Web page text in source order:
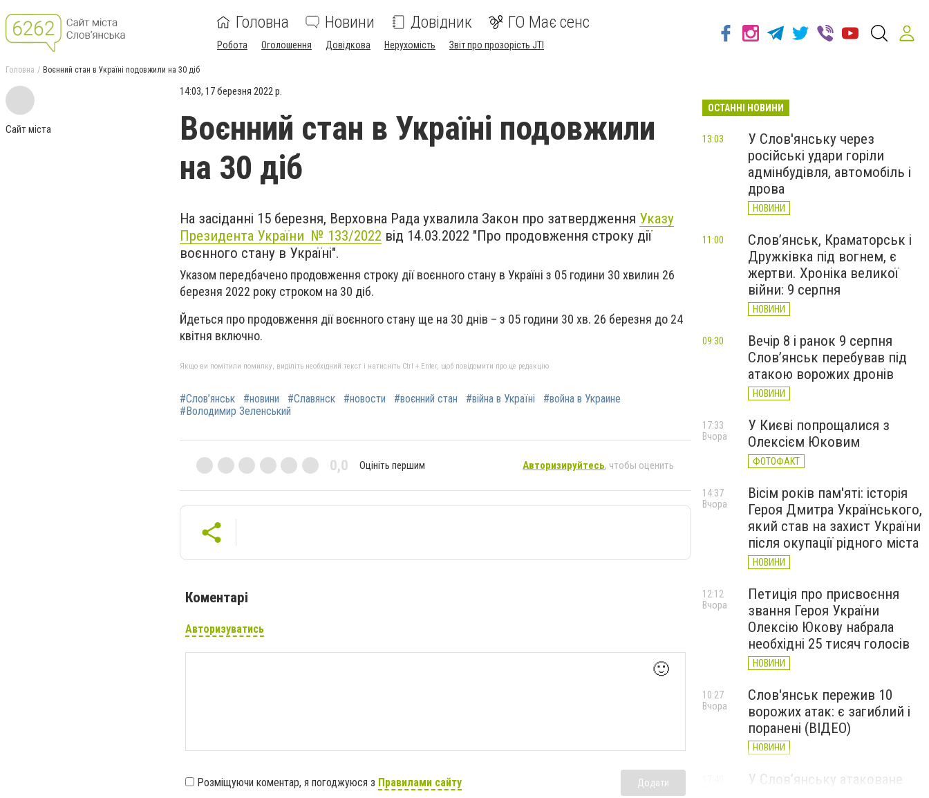
Головна Новини Довідник ГО Має сенс
Робота Оголошення Довідкова Нерухомість Звіт про прозорість JTI
Головна Воєнний стан в Україні подовжили на 30 діб
Сайт міста
14:03, 17 березня 2022 р.
Воєнний стан в Україні подовжили
на 30 діб
На засіданні 15 березня, Верховна Рада ухвалила Закон про затвердження Указу
Президента України № 133/2022 від 14.03.2022 "Про продовження строку дії
воєнного стану в Україні".
Указом передбачено продовження строку дії воєнного стану в Україні з 05 години 30 хвилин 26
березня 2022 року строком на 30 діб.
Йдеться про продовження дії воєнного стану ще на 30 днів – з 05 години 30 хв. 26 березня до 24
квітня включно.
Якщо ви помітили помилку, виділіть необхідний текст і натисніть Ctrl + Enter, щоб повідомити про це редакцію
#Слов’янськ #новини #Славянск #новости #воєнний стан #війна в Україні
#война в Украине
#Володимир Зеленський
0,0 Оцініть першим Авторизируйтесь, чтобы оценить
Коментарі
Авторизуватись
🙂
Розміщуючи коментар, я погоджуюся з Правилами сайту Додати
ОСТАННІ НОВИНИ
У Слов'янську через
російські удари горіли
адмінбудівля, автомобіль і
дрова
НОВИНИ
13:03
Слов’янськ, Краматорськ і
Дружківка під вогнем, є
жертви. Хроніка великої
війни: 9 серпня
НОВИНИ
11:00
Вечір 8 і ранок 9 серпня
Слов’янськ перебував під
атакою ворожих дронів
НОВИНИ
09:30
У Києві попрощалися з
Олексієм Юковим
ФОТОФАКТ
17:33
Вчора
Вісім років пам'яті: історія
Героя Дмитра Українського,
який став на захист України
після окупації рідного міста
НОВИНИ
14:37
Вчора
Петиція про присвоєння
звання Героя України
Олексію Юкову набрала
необхідні 25 тисяч голосів
НОВИНИ
12:12
Вчора
Слов'янськ пережив 10
ворожих атак: є загиблий і
поранені (ВІДЕО)
НОВИНИ
10:27
Вчора
У Слов’янську атаковане